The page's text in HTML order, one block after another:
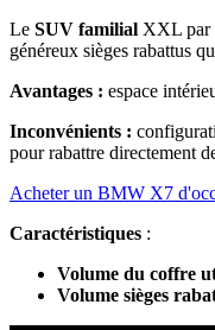
Le SUV familial XXL par
généreux sièges rabattus
Avantages : espace
Inconvénients :
pour rabattre directement
Acheter un BMW X7
Caractéristiques :
Volume du coffre
Volume sièges